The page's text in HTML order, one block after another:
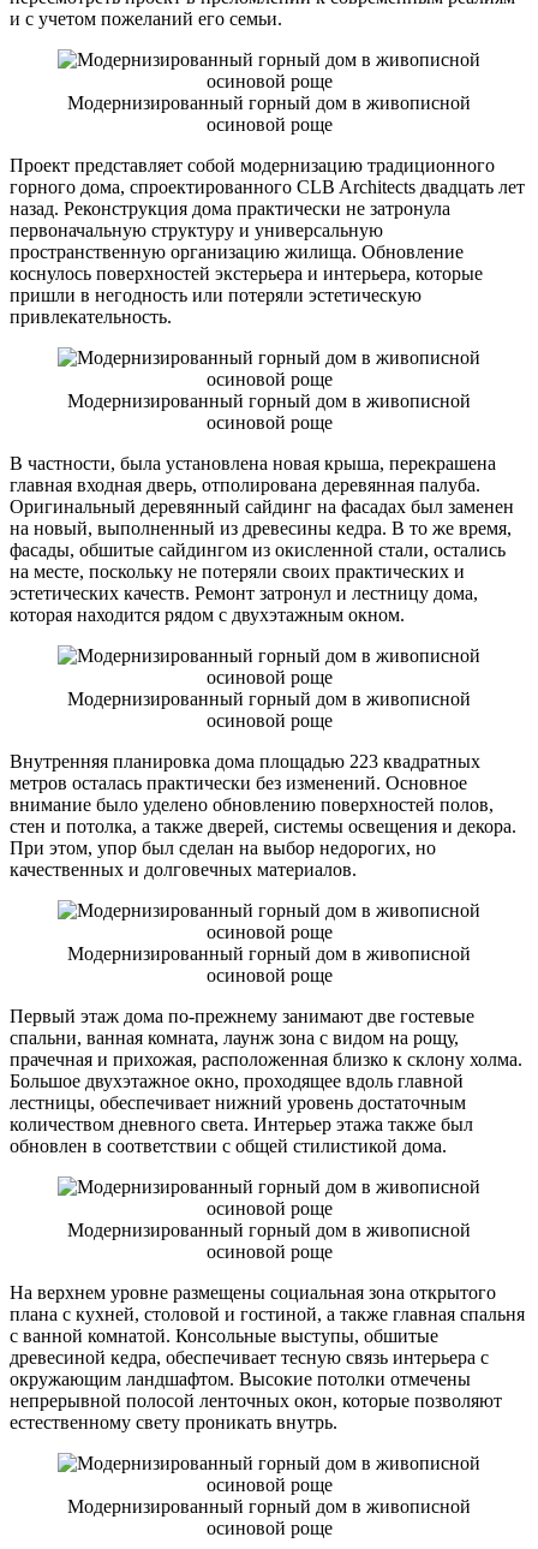
и с учетом пожеланий его семьи.
Модернизированный горный дом в живописной
осиновой роще
Проект представляет собой модернизацию традиционного
горного дома, спроектированного CLB Architects двадцать лет
назад. Реконструкция дома практически не затронула
первоначальную структуру и универсальную
пространственную организацию жилища. Обновление
коснулось поверхностей экстерьера и интерьера, которые
пришли в негодность или потеряли эстетическую
привлекательность.
Модернизированный горный дом в живописной
осиновой роще
В частности, была установлена новая крыша, перекрашена
главная входная дверь, отполирована деревянная палуба.
Оригинальный деревянный сайдинг на фасадах был заменен
на новый, выполненный из древесины кедра. В то же время,
фасады, обшитые сайдингом из окисленной стали, остались
на месте, поскольку не потеряли своих практических и
эстетических качеств. Ремонт затронул и лестницу дома,
которая находится рядом с двухэтажным окном.
Модернизированный горный дом в живописной
осиновой роще
Внутренняя планировка дома площадью 223 квадратных
метров осталась практически без изменений. Основное
внимание было уделено обновлению поверхностей полов,
стен и потолка, а также дверей, системы освещения и декора.
При этом, упор был сделан на выбор недорогих, но
качественных и долговечных материалов.
Модернизированный горный дом в живописной
осиновой роще
Первый этаж дома по-прежнему занимают две гостевые
спальни, ванная комната, лаунж зона с видом на рощу,
прачечная и прихожая, расположенная близко к склону холма.
Большое двухэтажное окно, проходящее вдоль главной
лестницы, обеспечивает нижний уровень достаточным
количеством дневного света. Интерьер этажа также был
обновлен в соответствии с общей стилистикой дома.
Модернизированный горный дом в живописной
осиновой роще
На верхнем уровне размещены социальная зона открытого
плана с кухней, столовой и гостиной, а также главная спальня
с ванной комнатой. Консольные выступы, обшитые
древесиной кедра, обеспечивает тесную связь интерьера с
окружающим ландшафтом. Высокие потолки отмечены
непрерывной полосой ленточных окон, которые позволяют
естественному свету проникать внутрь.
Модернизированный горный дом в живописной
осиновой роще